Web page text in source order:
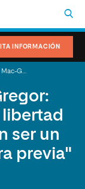
INFORMACIÓN
ser un
previa"